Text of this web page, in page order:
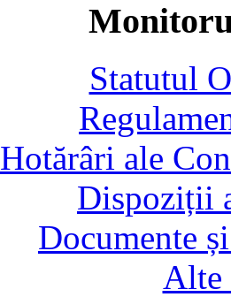
Statutul
Hotărâri ale
Dispoziții
Documente
Alte